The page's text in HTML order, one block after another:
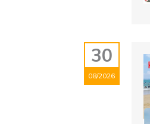
30
08/2026